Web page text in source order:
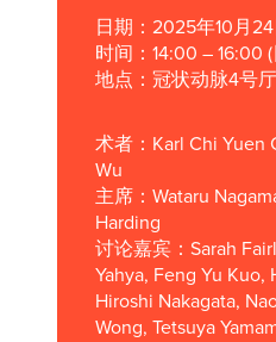
日期： 2025年10月24
时间： 14:00 – 16:00
地点： 冠状动脉4号厅
术者 ：Karl Chi Yuen
Wu
主席 ：Wataru
Harding
讨论嘉宾： Sarah
Yahya, Feng Yu Kuo,
Hiroshi Nakagata,
Wong, Tetsuya